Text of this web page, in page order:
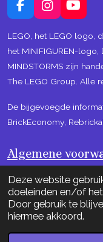
Deze website
doeleinden en/of
Door gebruik te
hiermee akkoord.
F
a
c
e
o
o
I
n
s
t
g
r
m
Y
o
u
T
b
e
LEGO, het LEGO logo,
het MINIFIGUREN-logo,
MINDSTORMS zijn
The LEGO Group. Alle
De bijgevoegde
BrickEconomy,
Algemene
Powered by JouwWeb